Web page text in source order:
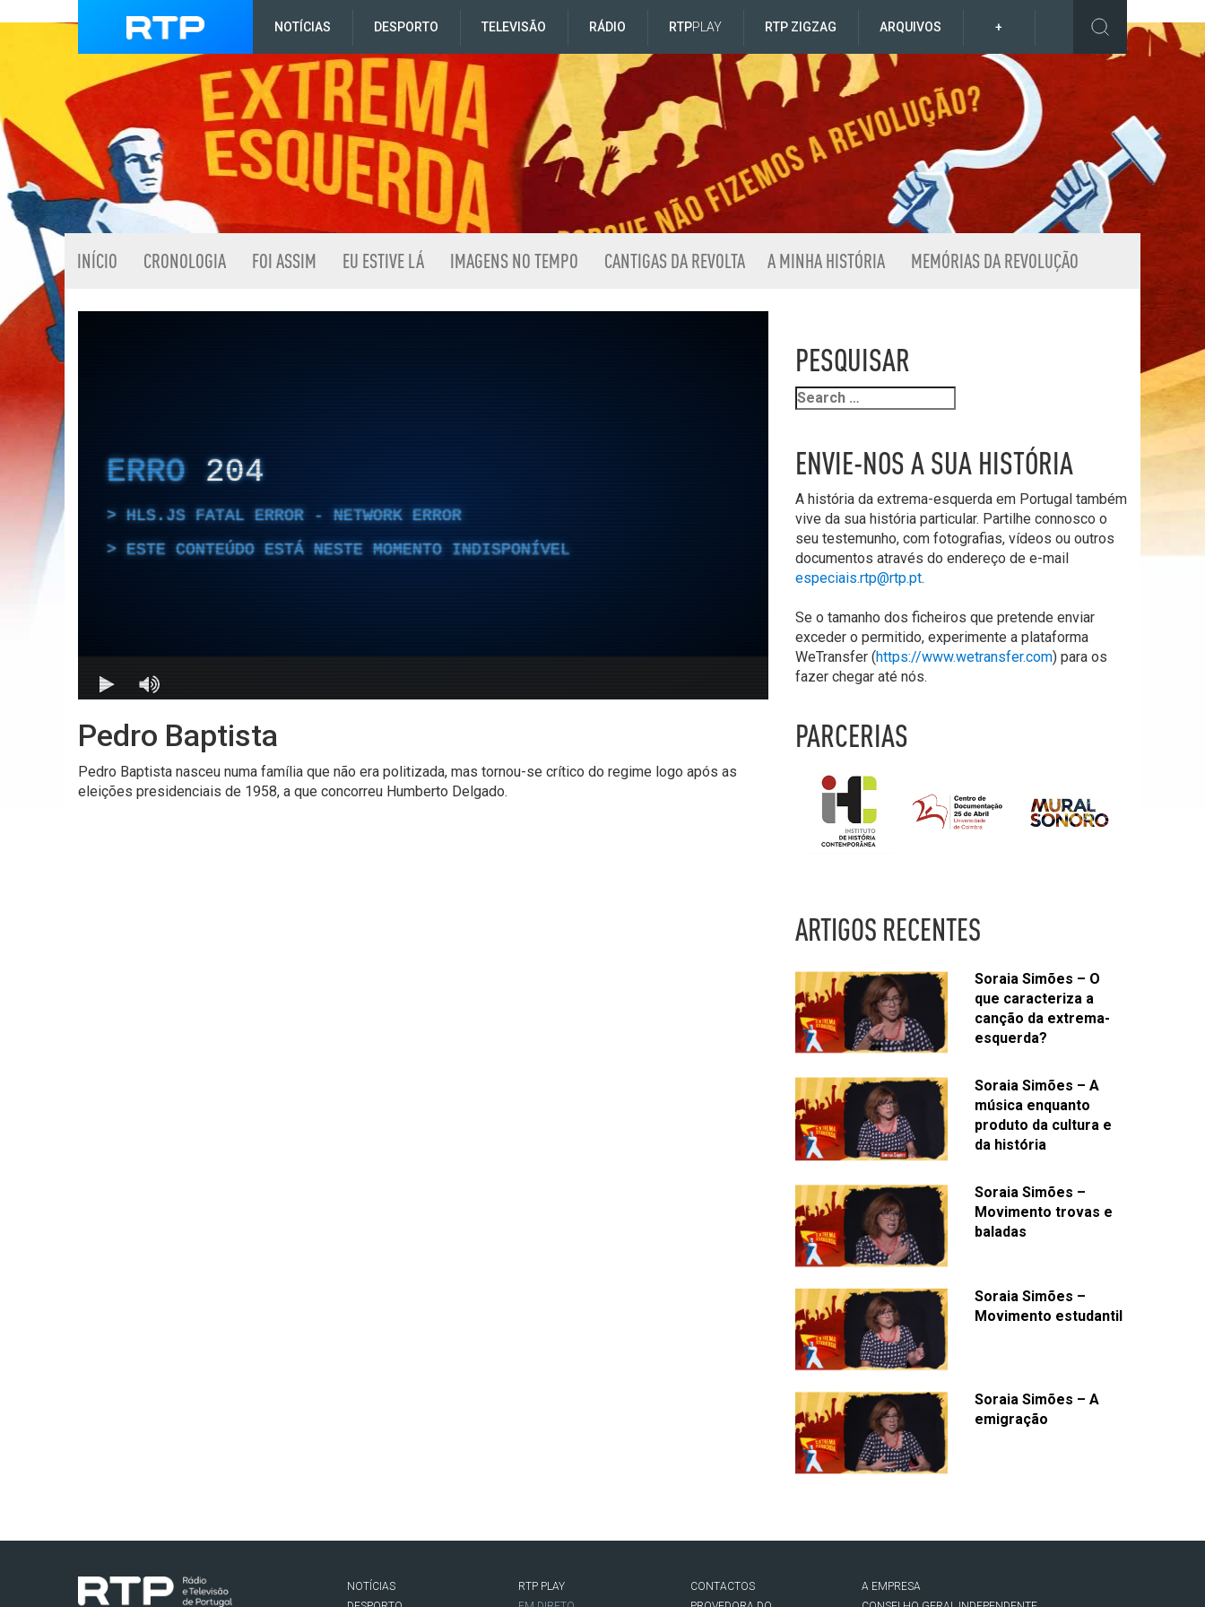
NOTÍCIAS DESPORTO TELEVISÃO RÁDIO RTPPLAY RTP ZIGZAG ARQUIVOS +
INÍCIO CRONOLOGIA FOI ASSIM EU ESTIVE LÁ IMAGENS NO TEMPO CANTIGAS DA REVOLTA A MINHA HISTÓRIA MEMÓRIAS DA REVOLUÇÃO
Pedro Baptista
Pedro Baptista nasceu numa família que não era politizada, mas tornou-se crítico do regime logo após as
eleições presidenciais de 1958, a que concorreu Humberto Delgado.
PESQUISAR
ENVIE-NOS A SUA HISTÓRIA
A história da extrema-esquerda em Portugal também
vive da sua história particular. Partilhe connosco o
seu testemunho, com fotografias, vídeos ou outros
documentos através do endereço de e-mail
especiais.rtp@rtp.pt.
Se o tamanho dos ficheiros que pretende enviar
exceder o permitido, experimente a plataforma
WeTransfer (https://www.wetransfer.com) para os
fazer chegar até nós.
PARCERIAS
ARTIGOS RECENTES
Soraia Simões – O
que caracteriza a
canção da extrema-
esquerda?
Soraia Simões – A
música enquanto
produto da cultura e
da história
Soraia Simões –
Movimento trovas e
baladas
Soraia Simões –
Movimento estudantil
Soraia Simões – A
emigração
NOTÍCIAS
RTP PLAY
CONTACTOS
A EMPRESA